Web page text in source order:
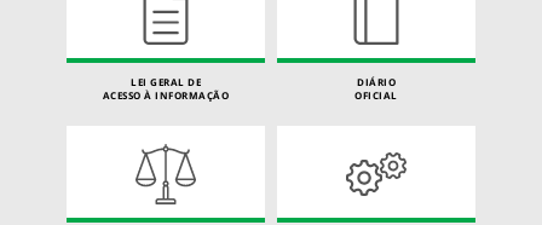
LEI GERAL DE
ACESSO À INFORMAÇÃO
DIÁRIO
OFICIAL